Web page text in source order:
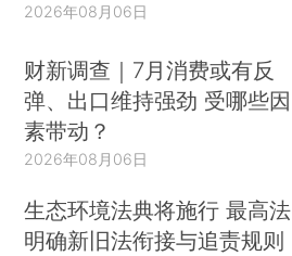
2026年08月06日
财新调查｜7月消费或有反
弹、出口维持强劲 受哪些因
素带动？
2026年08月06日
生态环境法典将施行 最高法
明确新旧法衔接与追责规则